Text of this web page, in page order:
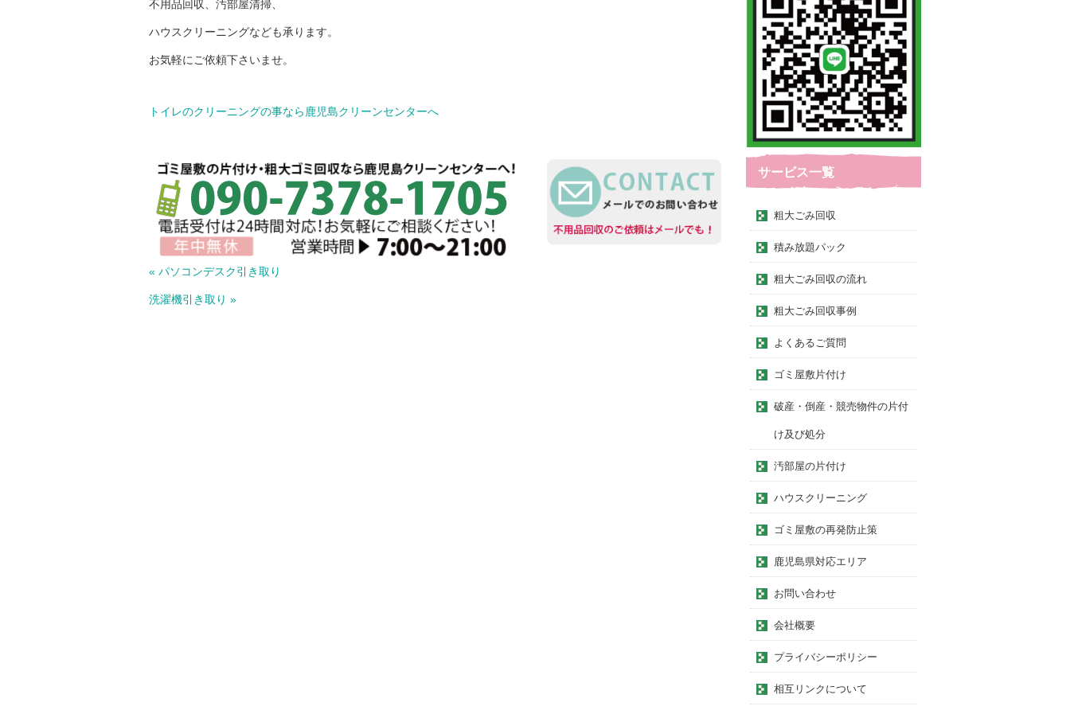
不用品回収、汚部屋清掃、
ハウスクリーニングなども承ります。
お気軽にご依頼下さいませ。
トイレのクリーニングの事なら鹿児島クリーンセンターへ
« パソコンデスク引き取り
洗濯機引き取り »
サービス一覧
粗大ごみ回収
積み放題パック
粗大ごみ回収の流れ
粗大ごみ回収事例
よくあるご質問
ゴミ屋敷片付け
破産・倒産・競売物件の片付
け及び処分
汚部屋の片付け
ハウスクリーニング
ゴミ屋敷の再発防止策
鹿児島県対応エリア
お問い合わせ
会社概要
プライバシーポリシー
相互リンクについて